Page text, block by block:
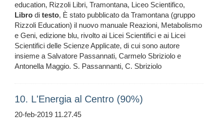
education, Rizzoli Libri, Tramontana, Liceo Scientifico,
Libro di testo, È stato pubblicato da Tramontana (gruppo
Rizzoli Education) il nuovo manuale Reazioni, Metabolismo
e Geni, edizione blu, rivolto ai Licei Scientifici e ai Licei
Scientifici delle Scienze Applicate, di cui sono autore
insieme a Salvatore Passannati, Carmelo Sbriziolo e
Antonella Maggio. S. Passannanti, C. Sbriziolo
10. L'Energia al Centro (90%)
20-feb-2019 11.27.45